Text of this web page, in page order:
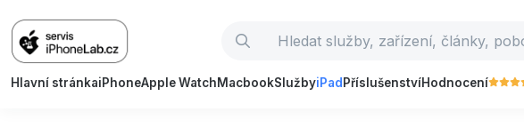
Hlavní stránkaiPhoneApple WatchMacbookSlužbyiPad PříslušenstvíHodnocení